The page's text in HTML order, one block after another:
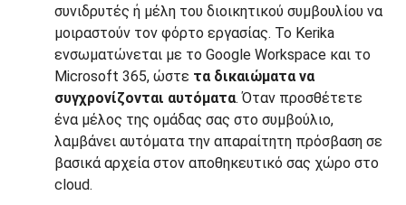
συνιδρυτές ή μέλη του διοικητικού συμβουλίου να
μοιραστούν τον φόρτο εργασίας. Το Kerika
ενσωματώνεται με το Google Workspace και το
Microsoft 365, ώστε τα δικαιώματα να
συγχρονίζονται αυτόματα. Όταν προσθέτετε
ένα μέλος της ομάδας σας στο συμβούλιο,
λαμβάνει αυτόματα την απαραίτητη πρόσβαση σε
βασικά αρχεία στον αποθηκευτικό σας χώρο στο
cloud.